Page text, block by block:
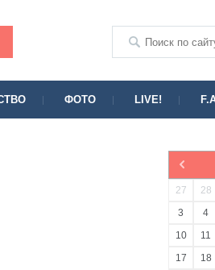
ФОТО LIVE!
27 28
3
4
10
11
17
18